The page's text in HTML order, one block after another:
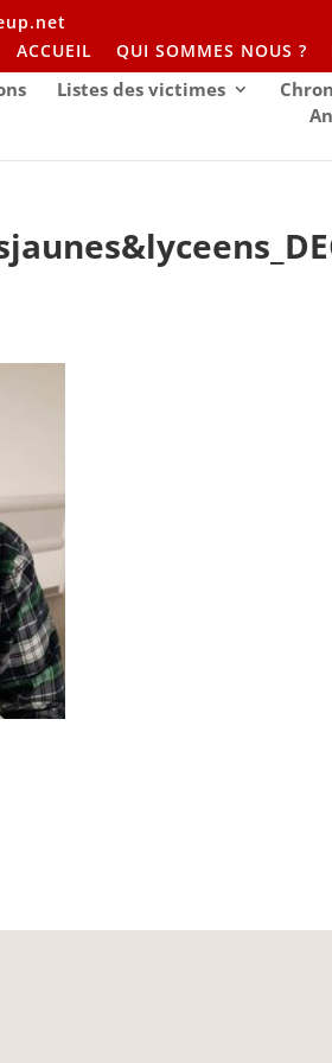
ACCUEIL
QUI SOMMES NOUS ?
Listes des victimes